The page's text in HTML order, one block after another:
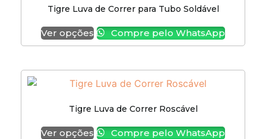
Tigre Luva de Correr para Tubo Soldável
Ver opções Compre pelo WhatsApp
Tigre Luva de Correr Roscável
Ver opções Compre pelo WhatsApp